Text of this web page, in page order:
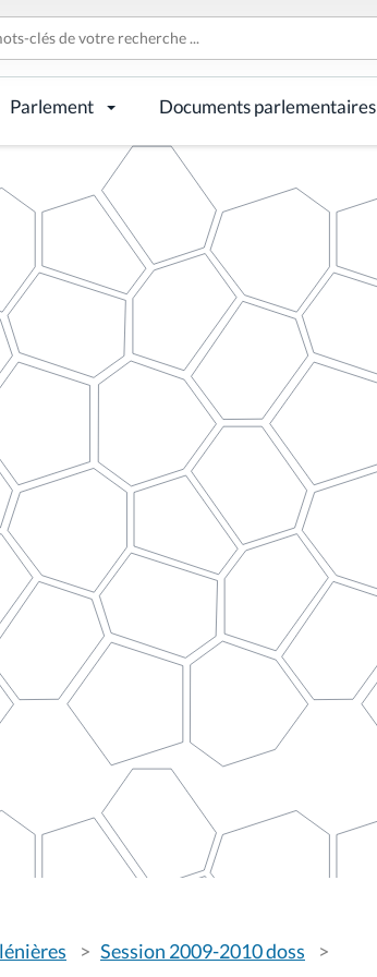
Parlement Documents parlementaires
Session 2009-2010 doss